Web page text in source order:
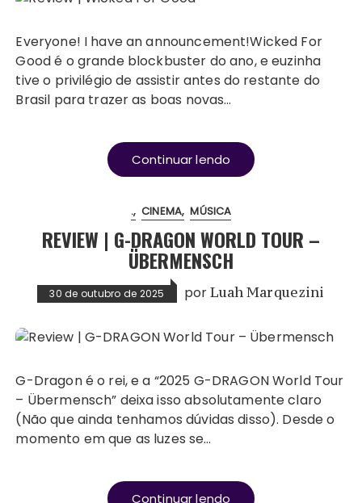
Everyone! I have an announcement!Wicked For
Good é o grande blockbuster do ano, e euzinha
tive o privilégio de assistir antes do restante do
Brasil para trazer as boas novas…
Continuar lendo
. CINEMA MÚSICA
REVIEW | G-DRAGON WORLD TOUR –
ÜBERMENSCH
30 de outubro de 2025 porLuah Marquezini
G-Dragon é o rei, e a “2025 G-DRAGON World Tour
– Übermensch” deixa isso absolutamente claro
(Não que ainda tenhamos dúvidas disso). Desde o
momento em que as luzes se…
Continuar lendo